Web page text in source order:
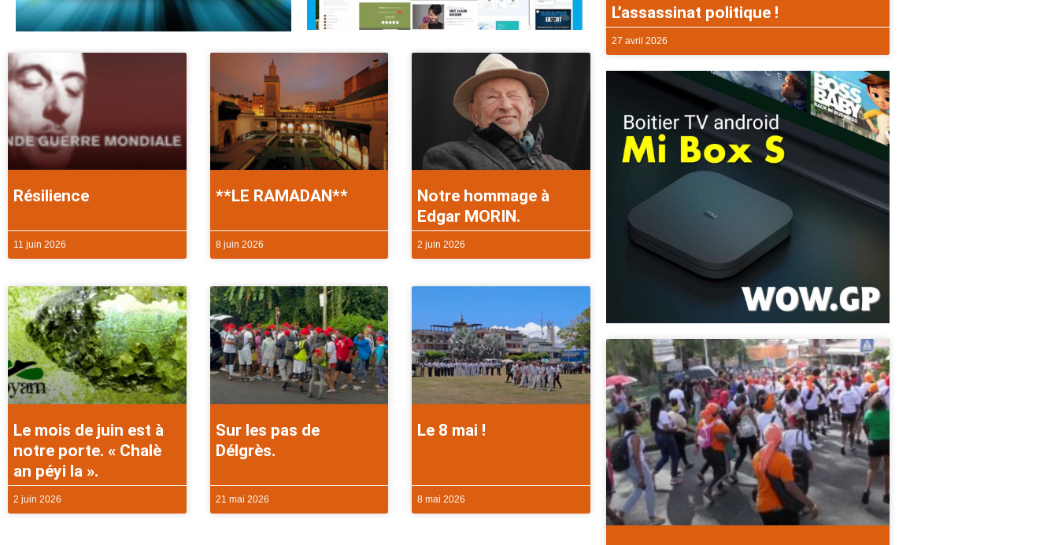
Résilience
11 juin 2026
**LE RAMADAN**
8 juin 2026
Notre hommage à
Edgar MORIN.
2 juin 2026
Le mois de juin est à
notre porte. « Chalè
an péyi la ».
2 juin 2026
Sur les pas de
Délgrès.
21 mai 2026
Le 8 mai !
8 mai 2026
L’assassinat politique !
27 avril 2026